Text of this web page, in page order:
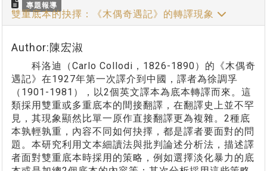
專題報導
雙重底本的抉擇：《木偶奇遇記》的轉譯現象
Author:陳宏淑
科洛迪（Carlo Collodi，1826-1890）的《木偶奇
遇記》在1927年第一次譯介到中國，譯者為徐調孚
（1901-1981），以2個英文譯本為底本轉譯而來。這
類採用雙重或多重底本的間接翻譯，在翻譯史上並不罕
見，其現象顯然比單一原作直接翻譯更為複雜。2種底
本孰輕孰重，內容不同如何抉擇，都是譯者要面對的問
題。本研究利用文本細讀法與批判論述分析法，描述譯
者面對雙重底本時採用的策略，例如選擇淡化暴力的底